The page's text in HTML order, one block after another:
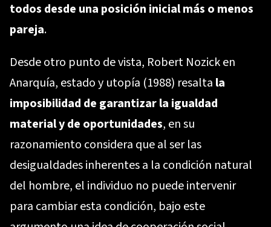
todos desde una posición inicial más o menos
pareja.
Desde otro punto de vista, Robert Nozick en
Anarquía, estado y utopía (1988) resalta la
imposibilidad de garantizar la igualdad
material y de oportunidades, en su
razonamiento considera que al ser las
desigualdades inherentes a la condición natural
del hombre, el individuo no puede intervenir
para cambiar esta condición, bajo este